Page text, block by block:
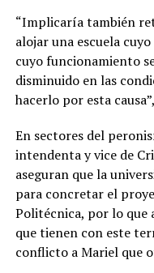
“Implicaría también
alojar una escuela
cuyo funcionamiento
disminuido en las
hacerlo por esta
En sectores del
intendenta y vice de
aseguran que la
para concretar el
Politécnica, por lo que
que tienen con este
conflicto a Mariel que